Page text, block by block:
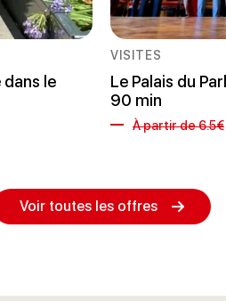
le
VISITES
Le Palais du
90 min
À partir de 6.5€
Voir toutes les offres